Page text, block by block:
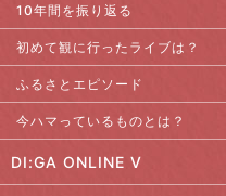
10年間を振り返る
初めて観に行ったライブは？
ふるさとエピソード
今ハマっているものとは？
DI:GA ONLINE V